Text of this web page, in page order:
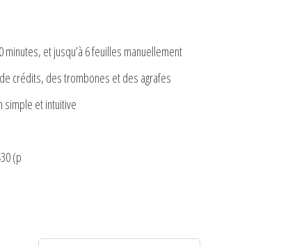
et jusqu’à 6 feuilles manuellement
crédits, des trombones et des agrafes
simple et intuitive
(p